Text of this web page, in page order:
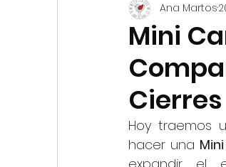
Técnicas de Costura
Básicos de
My First Stitches
Mini
Ana Martos
Hoy traemos
hacer una